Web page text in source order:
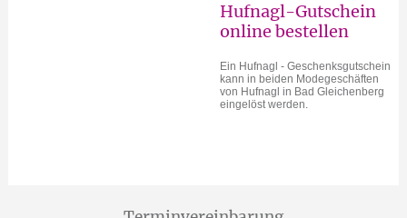
Hufnagl-Gutschein
online bestellen
Ein Hufnagl - Geschenksgutschein
kann in beiden Modegeschäften
von Hufnagl in Bad Gleichenberg
eingelöst werden.